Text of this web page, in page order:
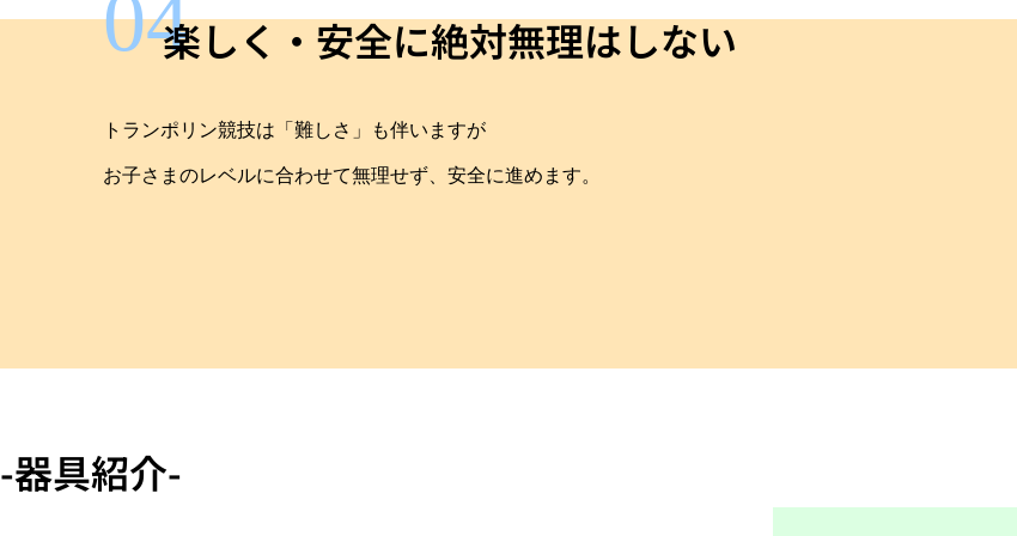
04楽しく・安全に絶対無理はしない
トランポリン競技は「難しさ」も伴いますが
お子さまのレベルに合わせて無理せず、安全に進めます。
-器具紹介-